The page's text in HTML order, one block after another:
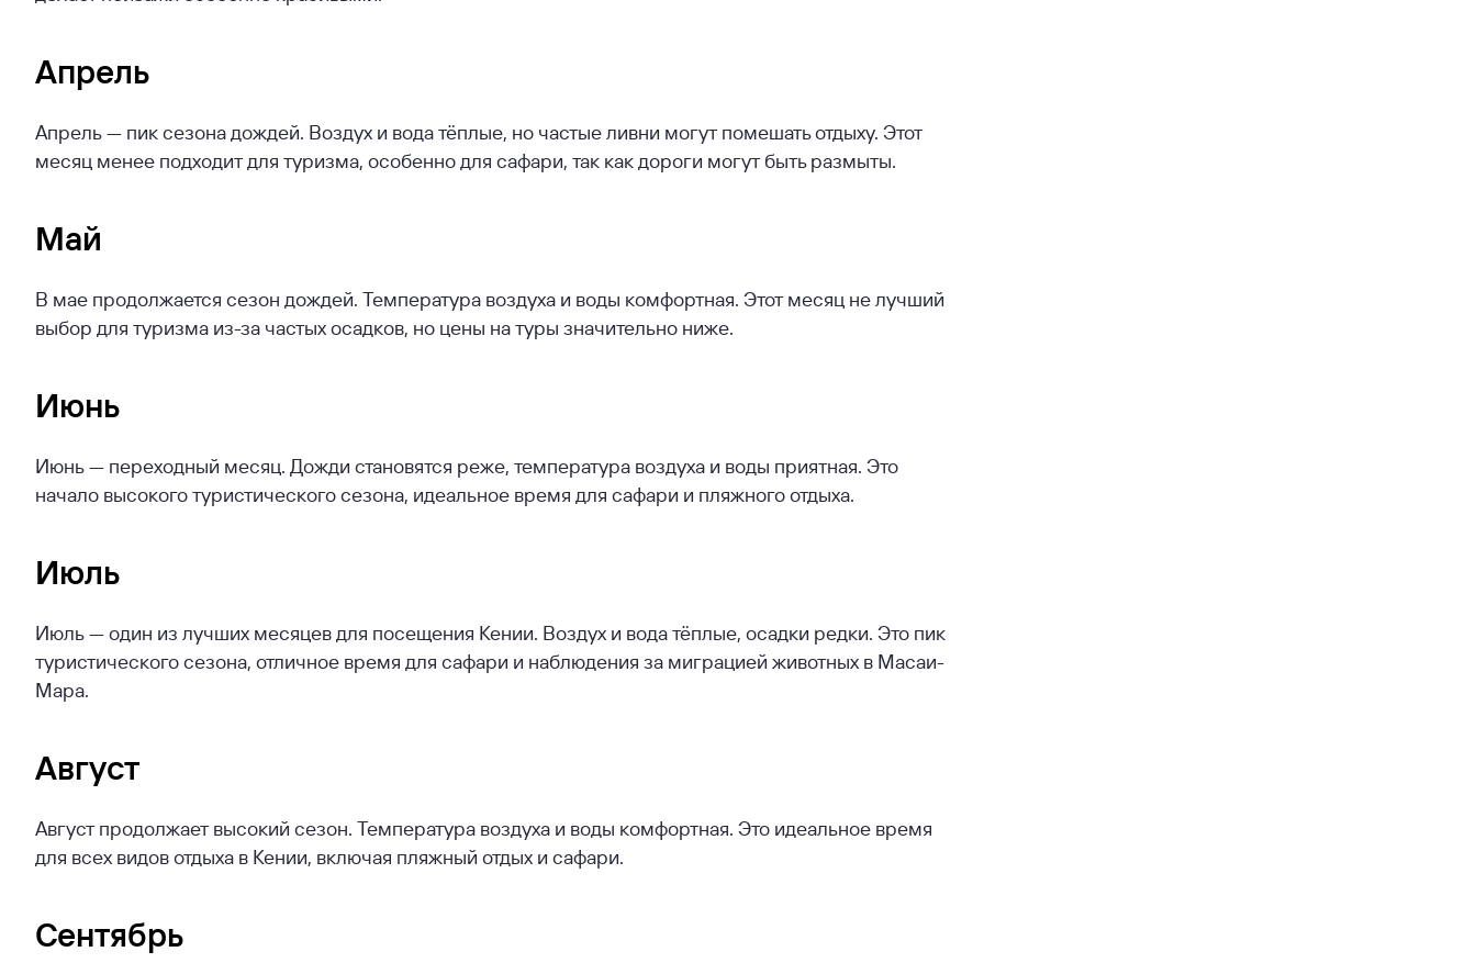
Апрель
Апрель — пик сезона дождей. Воздух и вода тёплые, но частые ливни могут помешать отдыху. Этот
месяц менее подходит для туризма, особенно для сафари, так как дороги могут быть размыты.
Май
В мае продолжается сезон дождей. Температура воздуха и воды комфортная. Этот месяц не лучший
выбор для туризма из-за частых осадков, но цены на туры значительно ниже.
Июнь
Июнь — переходный месяц. Дожди становятся реже, температура воздуха и воды приятная. Это
начало высокого туристического сезона, идеальное время для сафари и пляжного отдыха.
Июль
Июль — один из лучших месяцев для посещения Кении. Воздух и вода тёплые, осадки редки. Это пик
туристического сезона, отличное время для сафари и наблюдения за миграцией животных в Масаи-
Мара.
Август
Август продолжает высокий сезон. Температура воздуха и воды комфортная. Это идеальное время
для всех видов отдыха в Кении, включая пляжный отдых и сафари.
Сентябрь